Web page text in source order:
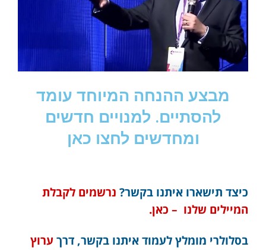
מבצע ההנחה המיוחד עומד
להסתיים. למנויים חדשים
ומחדשים לחצו כאן
כיצד תישארו איתנו בקשר? נרשמים לקבלת
המיילים שלנו – כאן.
בסלולרי מומלץ לעמוד איתנו בקשר, דרך ערוץ